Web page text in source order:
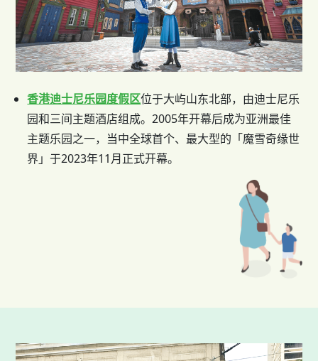
香港迪士尼乐园度假区位于大屿山东北部，由迪士尼乐
园和三间主题酒店组成。2005年开幕后成为亚洲最佳
主题乐园之一，当中全球首个、最大型的「魔雪奇缘世
界」于2023年11月正式开幕。